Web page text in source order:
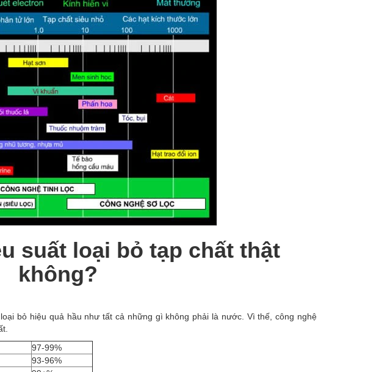
suất loại bỏ tạp chất thật
không?
bỏ hiệu quả hầu như tất cả những gì không phải là nước. Vì thế, công nghệ
97-99%
93-96%